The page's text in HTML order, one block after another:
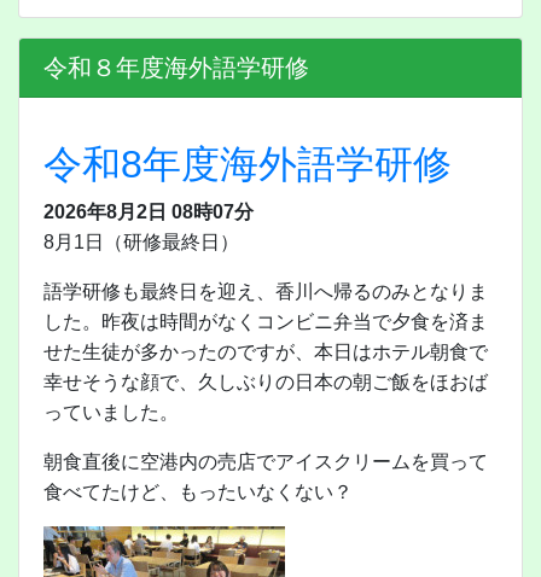
令和８年度海外語学研修
令和8年度海外語学研修
2026年8月2日 08時07分
8月1日（研修最終日）
語学研修も最終日を迎え、香川へ帰るのみとなりま
した。昨夜は時間がなくコンビニ弁当で夕食を済ま
せた生徒が多かったのですが、本日はホテル朝食で
幸せそうな顔で、久しぶりの日本の朝ご飯をほおば
っていました。
朝食直後に空港内の売店でアイスクリームを買って
食べてたけど、もったいなくない？